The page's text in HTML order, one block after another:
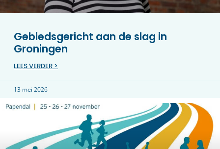
Gebiedsgericht aan de slag in
Groningen
LEES VERDER >
13 mei 2026